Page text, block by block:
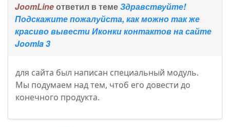
JoomLineответил в темеЗдравствуйте!
Подскажите пожалуйста, как можно так же
красиво вывести Иконки контактов на сайте
Joomla 3
для сайта был написан специальный модуль.
Мы подумаем над тем, чтоб его довести до
конечного продукта.